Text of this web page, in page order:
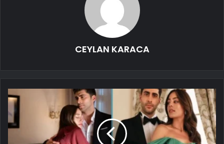
CEYLAN KARACA